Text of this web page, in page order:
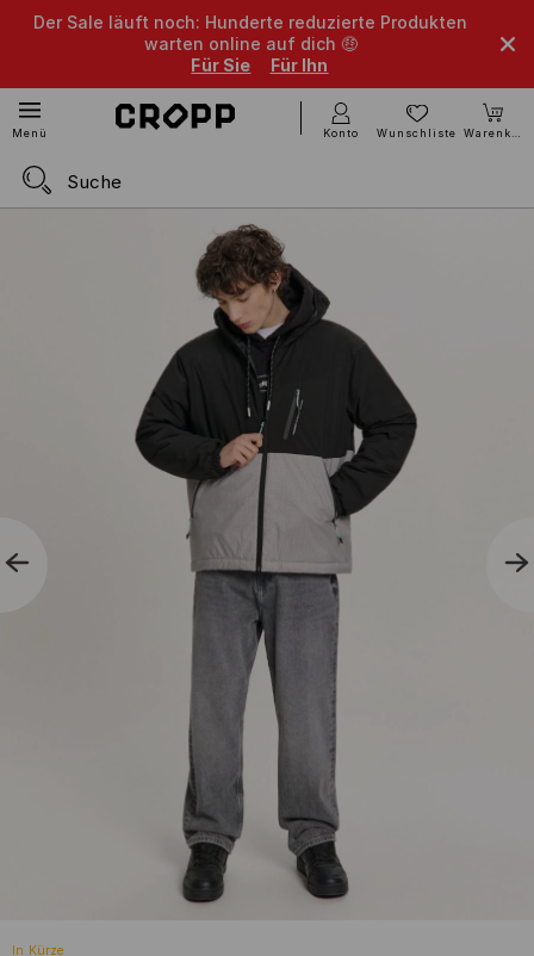
Der Sale läuft noch: Hunderte reduzierte Produkten
warten online auf dich 🤑
Für Sie
Für Ihn
Menü Konto Wunschliste Warenkorb
In Kürze